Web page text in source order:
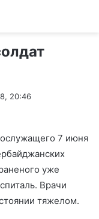
20:46
7 июня
уже
Врачи
тяжелом.